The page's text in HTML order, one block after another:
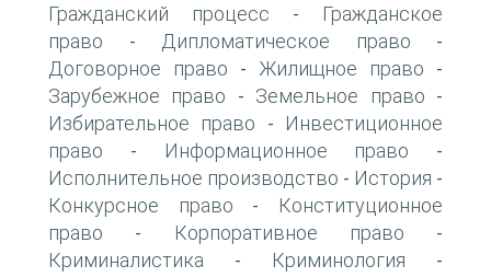
Гражданский процесс -
Гражданское
право - Дипломатическое право -
Договорное право - Жилищное право -
Зарубежное право - Земельное право -
Избирательное право -
Инвестиционное
право - Информационное право -
Исполнительное производство - История -
Конкурсное право -
Конституционное
право - Корпоративное право -
Криминалистика - Криминология -